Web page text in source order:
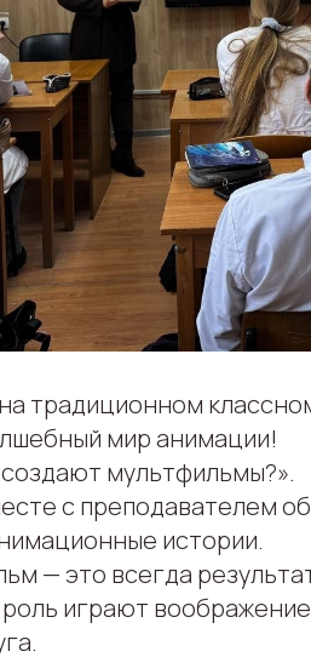
на традиционном
мир анимации!
мультфильмы?».
с преподавателем
истории.
— это всегда
играют